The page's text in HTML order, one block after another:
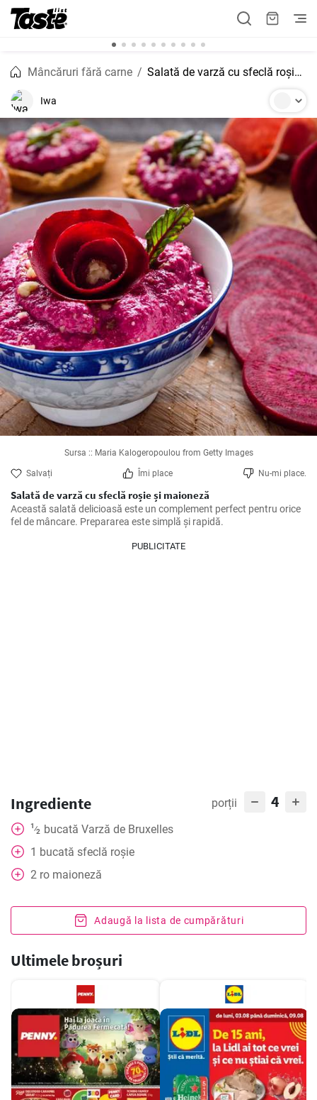
Mâncăruri fără carne Salată de varză cu sfeclă roșie și maioneză
Iwa
Sursa :: Maria Kalogeropoulou from Getty Images
Salvați Îmi place Nu-mi place.
Salată de varză cu sfeclă roșie și maioneză
Această salată delicioasă este un complement perfect pentru orice
fel de mâncare. Prepararea este simplă și rapidă.
PUBLICITATE
Ingrediente porții 4
1⁄2 bucată Varză de Bruxelles
1 bucată sfeclă roșie
2 ro maioneză
Adaugă la lista de cumpărături
Ultimele broșuri